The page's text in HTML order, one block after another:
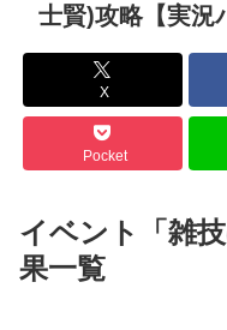
士賢)攻略【実況
X
Pocket
イベント「雑
果一覧